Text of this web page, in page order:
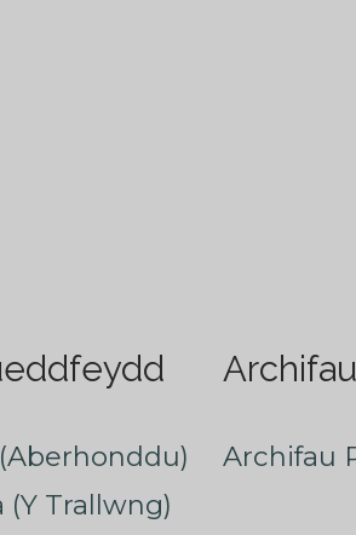
(Y Trallwng)
Archifau
Archifau